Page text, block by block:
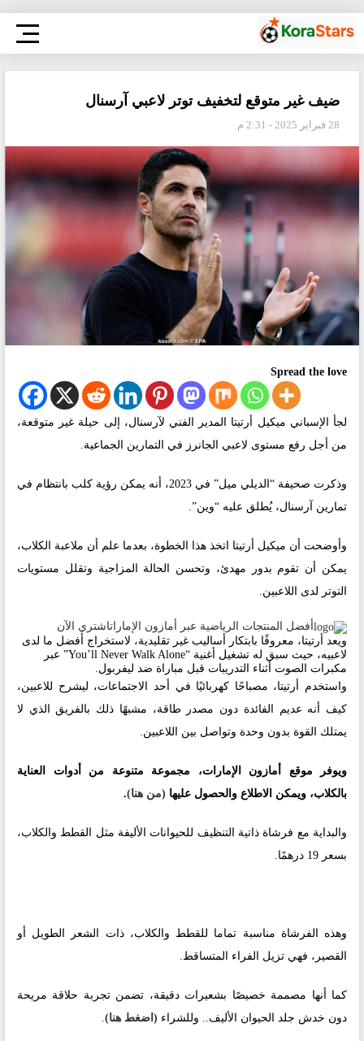
ضيف غير متوقع لتخفيف توتر لاعبي آرسنال
28 فبراير 2025 - 2:31 م
Spread the love
لجأ الإسباني ميكيل أرتيتا المدير الفني لآرسنال، إلى حيلة غير متوقعة،
من أجل رفع مستوى لاعبي الجانرز في التمارين الجماعية.
وذكرت صحيفة “الديلي ميل” في 2023، أنه يمكن رؤية كلب بانتظام في
تمارين آرسنال، يُطلق عليه “وين”.
وأوضحت أن ميكيل أرتيتا اتخذ هذا الخطوة، بعدما علم أن ملاعبة الكلاب،
يمكن أن تقوم بدور مهدئ، وتحسن الحالة المزاجية وتقلل مستويات
التوتر لدى اللاعبين.
أفضل المنتجات الرياضية عبر أمازون الإماراتاشتري الآن
ويعد أرتيتا، معروفًا بابتكار أساليب غير تقليدية، لاستخراج أفضل ما لدى
لاعبيه، حيث سبق له تشغيل أغنية “You’ll Never Walk Alone” عبر
مكبرات الصوت أثناء التدريبات قبل مباراة ضد ليفربول.
واستخدم أرتيتا، مصباحًا كهربائيًا في أحد الاجتماعات، ليشرح للاعبين،
كيف أنه عديم الفائدة دون مصدر طاقة، مشبهًا ذلك بالفريق الذي لا
يمتلك القوة بدون وحدة وتواصل بين اللاعبين.
ويوفر موقع أمازون الإمارات، مجموعة متنوعة من أدوات العناية
بالكلاب، ويمكن الاطلاع والحصول عليها (من هنا).
والبداية مع فرشاة ذاتية التنظيف للحيوانات الأليفة مثل القطط والكلاب،
بسعر 19 درهمًا.
وهذه الفرشاة مناسبة تماما للقطط والكلاب، ذات الشعر الطويل أو
القصير، فهي تزيل الفراء المتساقط.
كما أنها مصممة خصيصًا بشعيرات دقيقة، تضمن تجربة حلاقة مريحة
دون خدش جلد الحيوان الأليف.. وللشراء (اضغط هنا).